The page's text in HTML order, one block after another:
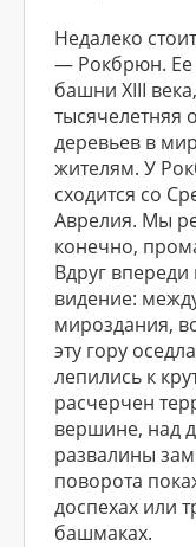
Недалеко
— Рок­брюн. Ее
башни XIII
тысячелетняя
деревьев в
жителям. У
сходится со
Аврелия. Мы
конечно,
Вдруг
видение:
мироздания,
эту гору
лепились к
расчерчен
вершине, над
развалины
поворота
доспехах или
башмаках.